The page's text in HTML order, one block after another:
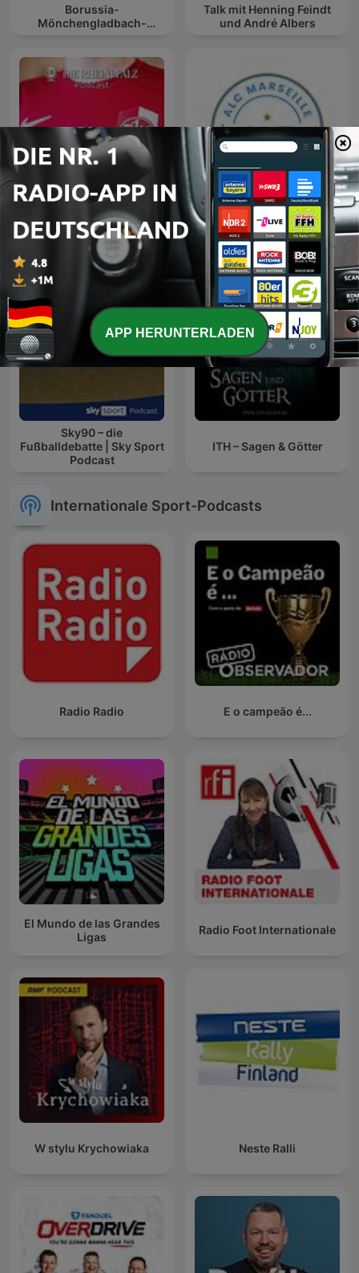
Borussia-
Mönchengladbach-
Talk mit Henning Feindt
und André Albers
Lautre - Der FCK-Podcast ALC Marseille
Sky90 – die
Fußballdebatte | Sky Sport
Podcast
ITH – Sagen & Götter
Internationale Sport-Podcasts
Radio Radio E o campeão é...
El Mundo de las Grandes
Ligas
Radio Foot Internationale
W stylu Krychowiaka Neste Ralli
APP HERUNTERLADEN